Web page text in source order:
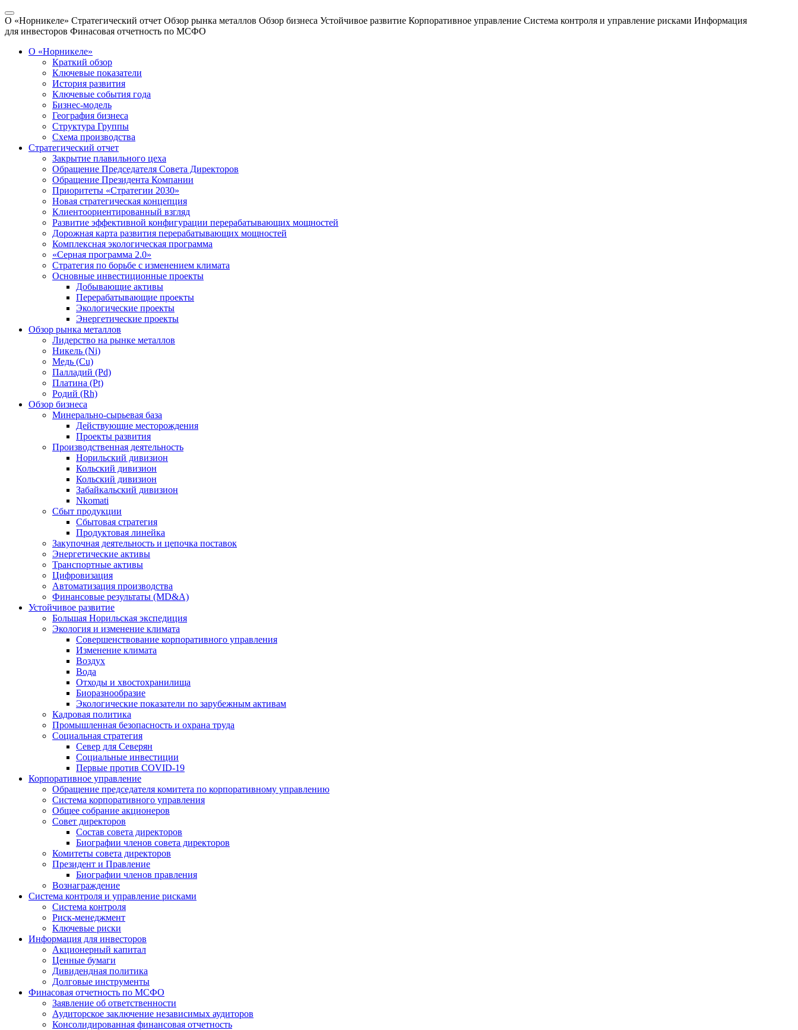
О «Норникеле» Стратегический отчет Обзор рынка металлов Обзор бизнеса Устойчивое развитие Корпоративное управление Система контроля и управление рисками Информация
для инвесторов Финасовая отчетность по МСФО
О «Норникеле»
Краткий обзор
Ключевые показатели
История развития
Ключевые события года
Бизнес-модель
География бизнеса
Структура Группы
Схема производства
Стратегический отчет
Закрытие плавильного цеха
Обращение Председателя Совета Директоров
Обращение Президента Компании
Приоритеты «Стратегии 2030»
Новая стратегическая концепция
Клиентоориентированный взгляд
Развитие эффективной конфигурации перерабатывающих мощностей
Дорожная карта развития перерабатывающих мощностей
Комплексная экологическая программа
«Серная программа 2.0»
Стратегия по борьбе с изменением климата
Основные инвестиционные проекты
Добывающие активы
Перерабатывающие проекты
Экологические проекты
Энергетические проекты
Обзор рынка металлов
Лидерство на рынке металлов
Никель (Ni)
Медь (Cu)
Палладий (Pd)
Платина (Pt)
Родий (Rh)
Обзор бизнеса
Минерально-сырьевая база
Действующие месторождения
Проекты развития
Производственная деятельность
Норильский дивизион
Кольский дивизион
Кольский дивизион
Забайкальский дивизион
Nkomati
Сбыт продукции
Сбытовая стратегия
Продуктовая линейка
Закупочная деятельность и цепочка поставок
Энергетические активы
Транспортные активы
Цифровизация
Автоматизация производства
Финансовые результаты (MD&A)
Устойчивое развитие
Большая Норильская экспедиция
Экология и изменение климата
Совершенствование корпоративного управления
Изменение климата
Воздух
Вода
Отходы и хвостохранилища
Биоразнообразие
Экологические показатели по зарубежным активам
Кадровая политика
Промышленная безопасность и охрана труда
Социальная стратегия
Север для Северян
Социальные инвестиции
Первые против COVID‑19
Корпоративное управление
Обращение председателя комитета по корпоративному управлению
Система корпоративного управления
Общее собрание акционеров
Совет директоров
Состав совета директоров
Биографии членов совета директоров
Комитеты совета директоров
Президент и Правление
Биографии членов правления
Вознаграждение
Система контроля и управление рисками
Система контроля
Риск-менеджмент
Ключевые риски
Информация для инвесторов
Акционерный капитал
Ценные бумаги
Дивидендная политика
Долговые инструменты
Финасовая отчетность по МСФО
Заявление об ответственности
Аудиторское заключение независимых аудиторов
Консолидированная финансовая отчетность